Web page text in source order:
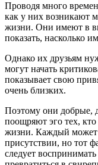
Проводя много
как у них возникают
жизни. Они имеют в
показать, насколько
Однако их друзьям
могут начать
показывает свою
очень близких.
Поэтому они добрые,
поощряют эго тех,
жизни. Каждый может
присутствии, но тот
следует